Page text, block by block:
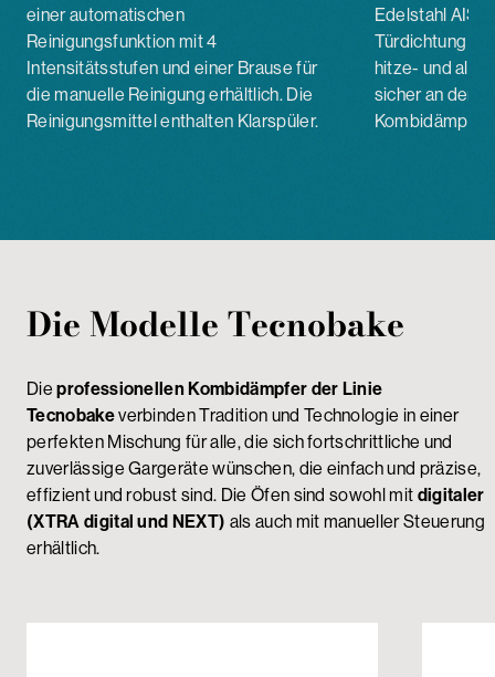
einer automatischen
Reinigungsfunktion mit 4
Intensitätsstufen und einer Brause für
die manuelle Reinigung erhältlich. Die
Reinigungsmittel enthalten Klarspüler.
Edelstahl AISI
Türdichtung
hitze- und
sicher an der
Die Modelle Tecnobake
Dieprofessionellen Kombidämpfer der Linie
Tecnobakeverbinden Tradition und Technologie in einer
perfekten Mischung für alle, die sich fortschrittliche und
zuverlässige Gargeräte wünschen, die einfach und präzise,
effizient und robust sind. Die Öfen sind sowohl mit digitaler
(XTRA digital und NEXT) als auch mit manueller Steuerung
erhältlich.